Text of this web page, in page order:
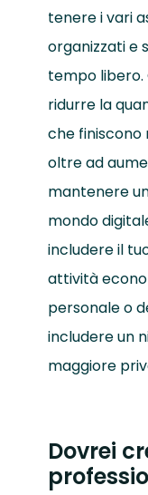
tenere i vari
organizzati e
tempo libero.
ridurre la
che finiscono
oltre ad
mantenere
mondo
includere il
attività
personale o
includere un
maggiore
Dovrei